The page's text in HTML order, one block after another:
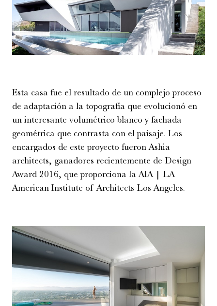
Esta casa fue el resultado de un complejo proceso
de adaptación a la topografía que evolucionó en
un interesante volumétrico blanco y fachada
geométrica que contrasta con el paisaje. Los
encargados de este proyecto fueron Ashia
architects, ganadores recientemente de Design
Award 2016, que proporciona la AIA | LA
American Institute of Architects Los Angeles.